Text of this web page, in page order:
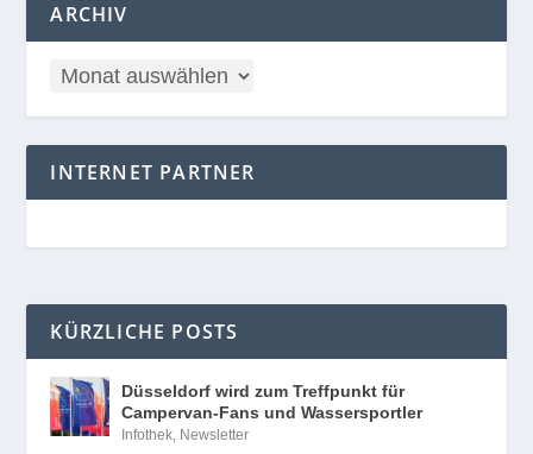
ARCHIV
INTERNET PARTNER
KÜRZLICHE POSTS
Düsseldorf wird zum Treffpunkt für
Campervan-Fans und Wassersportler
Infothek, Newsletter